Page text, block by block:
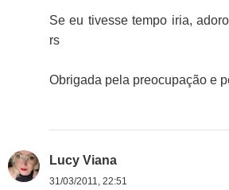
Se eu tivesse tempo iria,
rs
Obrigada pela preocupação e
Lucy Viana
31/03/2011, 22:51